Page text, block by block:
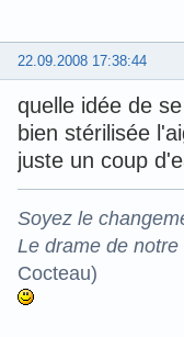
22.09.2008 17:38:44
quelle idée de
bien stérilisée
juste un coup
Soyez le
Le drame de
Cocteau)